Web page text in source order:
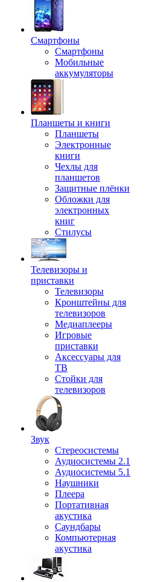
Смартфоны
Смартфоны
Мобильные
аккумуляторы
Планшеты и книги
Планшеты
Электронные
книги
Чехлы для
планшетов
Защитные плёнки
Обложки для
электронных
книг
Стилусы
Телевизоры и
приставки
Телевизоры
Кронштейны для
телевизоров
Медиаплееры
Игровые
приставки
Аксессуары для
ТВ
Стойки для
телевизоров
Звук
Стереосистемы
Аудиосистемы 2.1
Аудиосистемы 5.1
Наушники
Плеера
Портативная
акустика
Саундбары
Компьютерная
акустика